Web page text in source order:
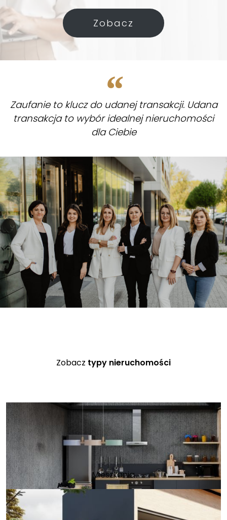
Zobacz
Zaufanie to klucz do udanej transakcji. Udana
transakcja to wybór idealnej nieruchomości
dla Ciebie
Zobacz typy nieruchomości
Mieszkania